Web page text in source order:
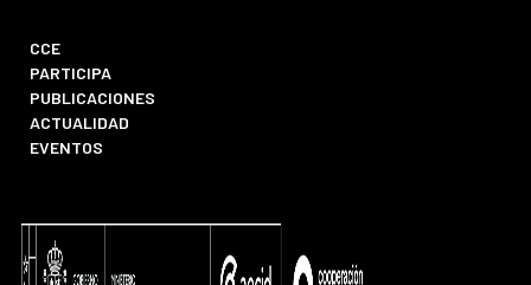
CCE
PARTICIPA
PUBLICACIONES
ACTUALIDAD
EVENTOS